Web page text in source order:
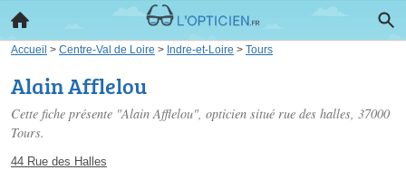
Accueil > Centre-Val de Loire > Indre-et-Loire > Tours
Alain Afflelou
Cette fiche présente "Alain Afflelou", opticien situé rue des halles, 37000
Tours.
44 Rue des Halles